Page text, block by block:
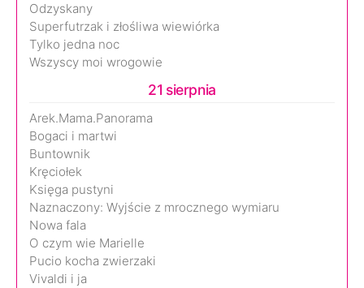
Odzyskany
Superfutrzak i złośliwa wiewiórka
Tylko jedna noc
Wszyscy moi wrogowie
21 sierpnia
Arek.Mama.Panorama
Bogaci i martwi
Buntownik
Kręciołek
Księga pustyni
Naznaczony: Wyjście z mrocznego wymiaru
Nowa fala
O czym wie Marielle
Pucio kocha zwierzaki
Vivaldi i ja